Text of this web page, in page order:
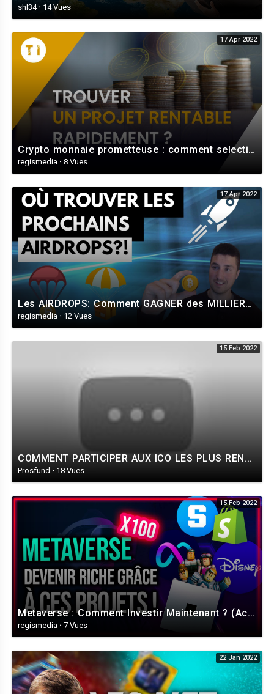
shl34 · 14 Vues
17 Apr 2022
Crypto monnaie prometteuse : comment selectionner les bons projets ? (Rapidement)
regismedia · 8 Vues
17 Apr 2022
Les AIRDROPS: Comment GAGNER des MILLIERS de dollars gratuitement? + Tutoriel Arbitrum et Optimism
regismedia · 12 Vues
15 Feb 2022
COMMENT PARTICIPER AUX ICO LES PLUS RENTABLES (X200, X300 en gains potentiel) - [Tutoriel COINLIST]
Prosfund · 18 Vues
15 Feb 2022
Metaverse : Comment Investir Maintenant ? (Actions, X100 Crypto, NFT) 🔥
regismedia · 7 Vues
22 Jan 2022